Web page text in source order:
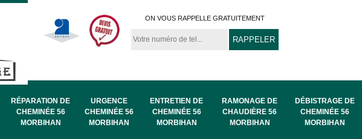
ON VOUS RAPPELLE GRATUITEMENT
RÉPARATION DE
CHEMINÉE 56
MORBIHAN
URGENCE
CHEMINÉE 56
MORBIHAN
ENTRETIEN DE
CHEMINÉE 56
MORBIHAN
RAMONAGE DE
CHAUDIÈRE 56
MORBIHAN
DÉBISTRAGE DE
CHEMINÉE 56
MORBIHAN